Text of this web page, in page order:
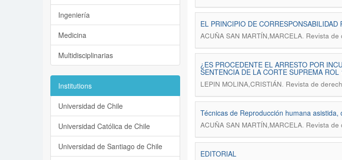
EL PRINCIPIO DE CORRESPONSABILIDAD
ACUÑA SAN MARTÍN,MARCELA. Revista de
¿ES PROCEDENTE EL ARRESTO POR
SENTENCIA DE LA CORTE SUPREMA ROL
LEPIN MOLINA,CRISTIÁN. Revista de
Técnicas de Reproducción humana
ACUÑA SAN MARTÍN,MARCELA. Revista de
EDITORIAL
Ingeniería
Medicina
Multidisciplinarias
Institutions
Universidad de Chile
Universidad Católica de Chile
Universidad de Santiago de Chile